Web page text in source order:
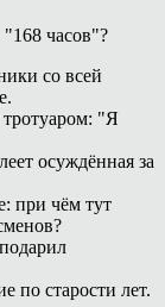
часов"?
со всей
"Я
осуждённая за
при чём тут
по старости лет.